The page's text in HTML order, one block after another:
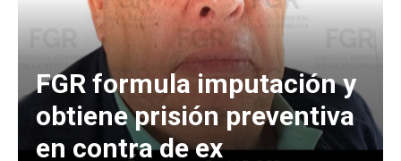
FGR formula imputación y
obtiene prisión preventiva
en contra de ex